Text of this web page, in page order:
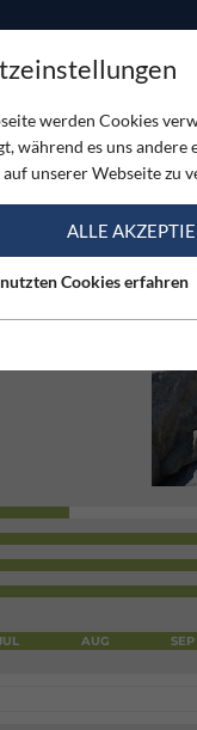
AUG SEP
werden Cookies
während es uns andere
unserer Webseite zu
ALLE
Cookies erfahren